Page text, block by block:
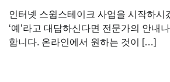
인터넷 스윕스테이크 사업을 시작하시
‘예’라고 대답하신다면 전문가의 안내
합니다. 온라인에서 원하는 것이 […]